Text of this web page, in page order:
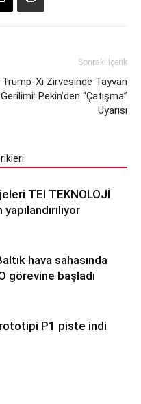
Sonraki İçerik
Trump-Xi Zirvesinde Tayvan
Gerilimi: Pekin’den “Çatışma”
Uyarısı
TEI TEKNOLOJİ
hava sahasında
görevine başladı
P1 piste indi